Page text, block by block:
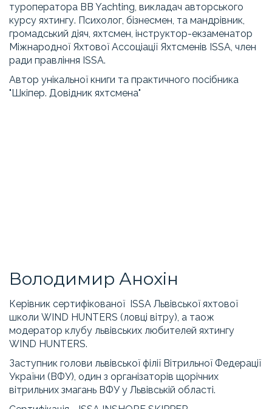
туроператора BB Yachting, викладач авторського
курсу яхтингу. Психолог, бізнесмен, та мандрівник,
громадський діяч, яхтсмен, інструктор-екзаменатор
Міжнародної Яхтової Ассоціації Яхтсменів ISSA, член
ради правління ISSA.
Автор унікальної книги та практичного посібника
"Шкіпер. Довідник яхтсмена"
Володимир Анохін
Керівник сертифікованої ISSA Львівської яхтової
школи WIND HUNTERS (ловці вітру), а таож
модератор клубу львівських любителей яхтингу
WIND HUNTERS.
Заступник голови львівської філії Вітрильної Федерації
України (ВФУ), один з організаторів щорічних
вітрильних змагань ВФУ у Львівській області.